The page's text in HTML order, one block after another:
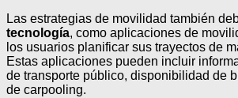
Las estrategias de movilidad también
tecnología, como aplicaciones de
los usuarios planificar sus trayectos de
Estas aplicaciones pueden incluir
de transporte público, disponibilidad de
de carpooling.